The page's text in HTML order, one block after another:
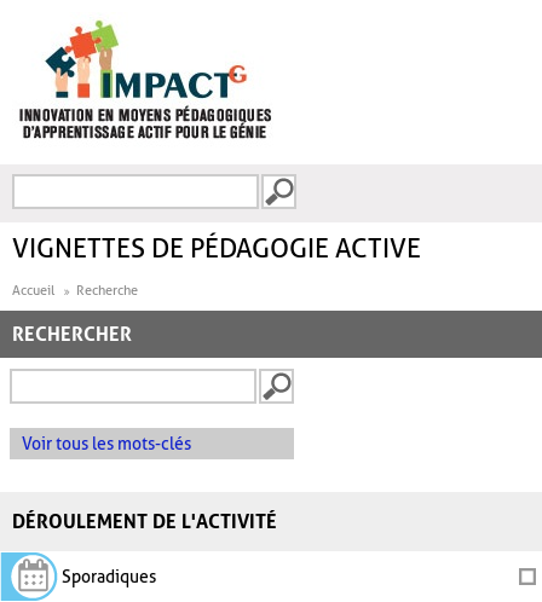
FORMULAIRE DE
VIGNETTES DE PÉDAGOGIE ACTIVE
Accueil Recherche
RECHERCHER
Voir tous les mots-clés
DÉROULEMENT DE L'ACTIVITÉ
Sporadiques